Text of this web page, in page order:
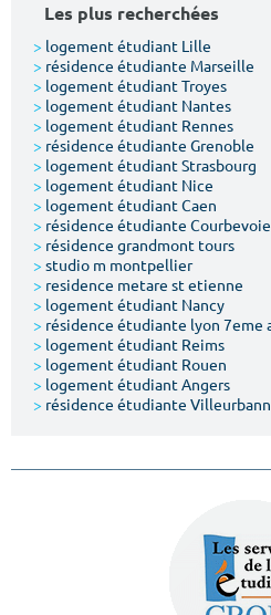
Type de location
Votre date d'entrée
Les plus recherchées
> logement étudiant Lille
> résidence étudiante Marseille
> logement étudiant Troyes
> logement étudiant Nantes
> logement étudiant Rennes
> résidence étudiante Grenoble
> logement étudiant Strasbourg
> logement étudiant Nice
> logement étudiant Caen
> résidence étudiante Courbevoie
> résidence grandmont tours
> studio m montpellier
> residence metare st etienne
> logement étudiant Nancy
> résidence étudiante lyon 7eme
> logement étudiant Reims
> logement étudiant Rouen
> logement étudiant Angers
> résidence étudiante